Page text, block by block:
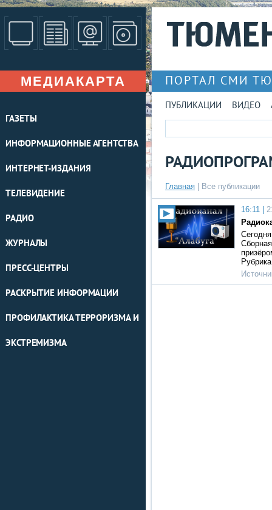
МЕДИАКАРТА
ГАЗЕТЫ
ИНФОРМАЦИОННЫЕ АГЕНТСТВА
ИНТЕРНЕТ-ИЗДАНИЯ
ТЕЛЕВИДЕНИЕ
РАДИО
ЖУРНАЛЫ
ПРЕСС-ЦЕНТРЫ
РАСКРЫТИЕ ИНФОРМАЦИИ
ПРОФИЛАКТИКА ТЕРРОРИЗМА И
ЭКСТРЕМИЗМА
ПОРТАЛ СМИ
ПУБЛИКАЦИИ ВИДЕО
Главная Все публикации
16:11 |